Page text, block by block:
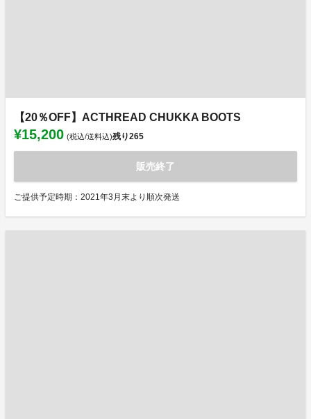
【20％OFF】ACTHREAD CHUKKA BOOTS
¥15,200 (税込/送料込)残り265
販売終了
ご提供予定時期：2021年3月末より順次発送